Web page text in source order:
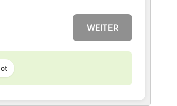
WEITER